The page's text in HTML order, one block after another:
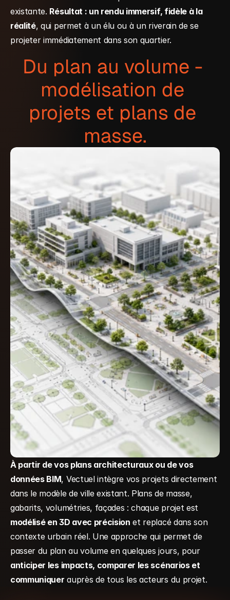
existante. Résultat : un rendu immersif, fidèle à la
réalité, qui permet à un élu ou à un riverain de se
projeter immédiatement dans son quartier.
Du plan au volume -
modélisation de
projets et plans de
masse.
À partir de vos plans architecturaux ou de vos
données BIM, Vectuel intègre vos projets directement
dans le modèle de ville existant. Plans de masse,
modélisé en 3D avec précision et replacé dans son
contexte urbain réel. Une approche qui permet de
passer du plan au volume en quelques jours, pour
anticiper les impacts, comparer les scénarios et
communiquer auprès de tous les acteurs du projet.